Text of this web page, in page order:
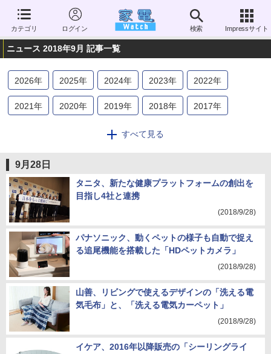
カテゴリ ログイン 検索 Impressサイト
ニュース 2018年9月 記事一覧
2026年 2025年 2024年 2023年 2022年
2021年 2020年 2019年 2018年 2017年
2014年 2013
2006年
すべて見る
9月28日
タニタ、新たな健康プラットフォームの創出を
目指し4社と連携
(2018/9/28)
パナソニック、動くペットの様子も自動で捉え
る追尾機能を搭載した「HDペットカメラ」
(2018/9/28)
山善、リビングで使えるデザインの「洗える電
気毛布」と、「洗える電気カーペット」
(2018/9/28)
イケア、2016年以降販売の「シーリングライ